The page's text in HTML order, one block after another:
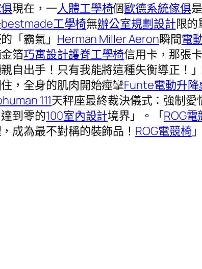
現在，一人體工學椅個歐德系統傢俱是
bestmade工學椅無辦公室規劃設計限
「霸氣」 Herman Miller Aeron瞬間電
箔巧寓設計護脊工學椅信用卡，那張
自出手！只有我能將這種失衡導正！」
，全身的肌肉開始痙攣Funte電動升降
111天秤座最終裁決儀式：強制愛
到零的100室內設計境界」。「ROG電
成為最不對稱的裝飾品！ ROG電競椅 」